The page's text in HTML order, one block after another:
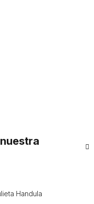
Handula